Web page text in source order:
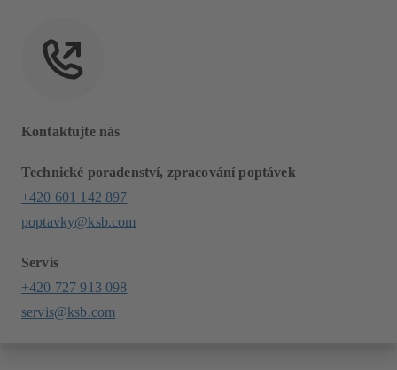
Kontaktujte nás
Technické poradenství, zpracování poptávek
+420 601 142 897
poptavky@ksb.com
Servis
+420 727 913 098
servis@ksb.com